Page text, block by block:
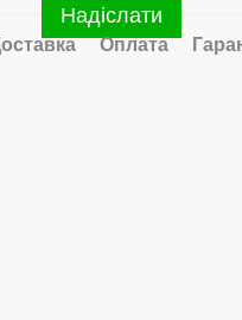
Надіслати
Оплата